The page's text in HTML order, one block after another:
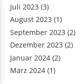
Juli 2023 (3)
August 2023 (1)
September 2023 (2)
Dezember 2023 (2)
Januar 2024 (2)
März 2024 (1)